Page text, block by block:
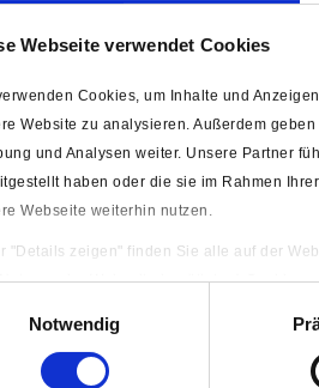
Webseite verwendet Cookies
Cookies, um Inhalte und
Website zu analysieren. Außerdem
und Analysen weiter. Unsere Partner
haben oder die sie im Rahmen
Webseite weiterhin nutzen.
"Details zeigen" finden Sie alle auf der
der Webseite benötigten) Cookies
|Datenschutzerklärung
Notwendig
Krampenschiene:
6 mm - Reißverschluss